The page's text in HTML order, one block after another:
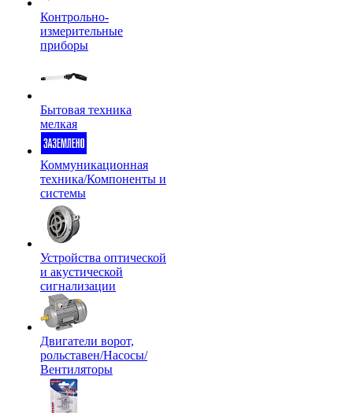
Контрольно-
измерительные
приборы
Бытовая техника
мелкая
Коммуникационная
техника/Компоненты и
системы
Устройства оптической
и акустической
сигнализации
Двигатели ворот,
рольставен/Насосы/
Вентиляторы